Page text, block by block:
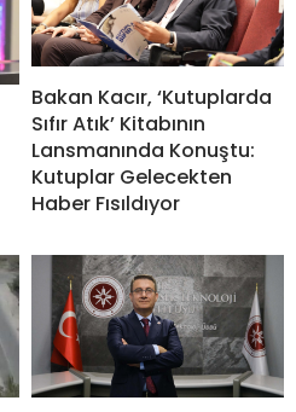
Bakan Kacır, ‘Kutuplarda
Sıfır Atık’ Kitabının
Lansmanında Konuştu:
Kutuplar Gelecekten
Haber Fısıldıyor